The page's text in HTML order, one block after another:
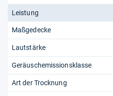
Leistung
Maßgedecke
Lautstärke
Geräuschemissionsklasse
Art der Trocknung